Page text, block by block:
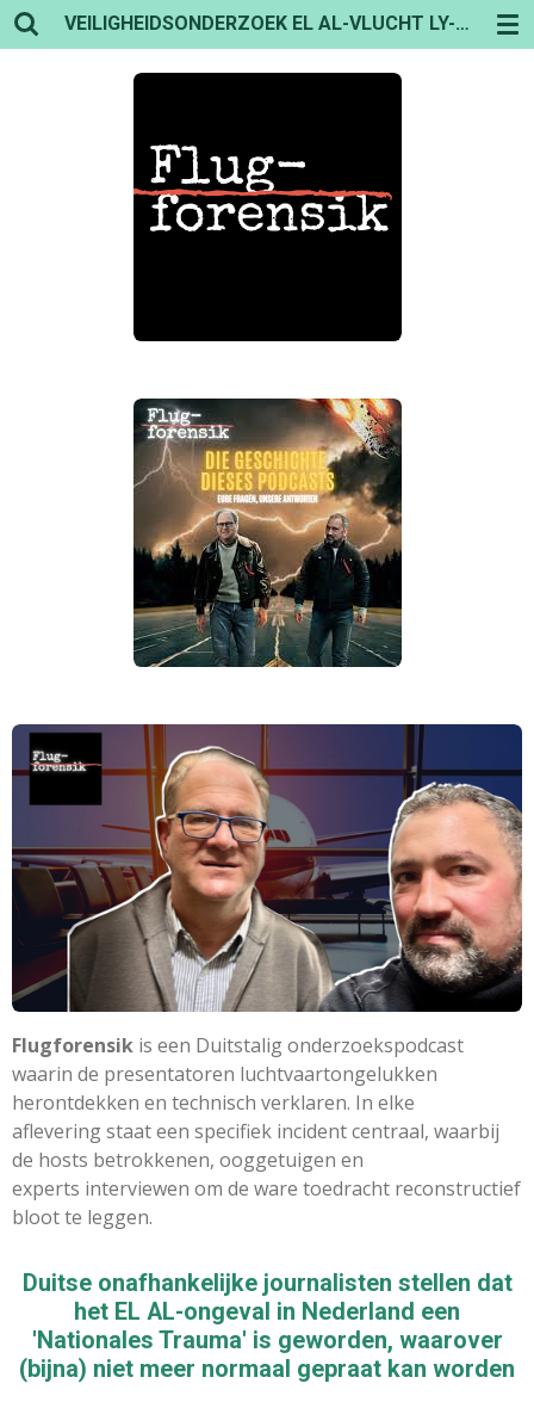
Ga
direct
VEILIGHEIDSONDERZOEK EL AL-VLUCHT LY-1862
Flugforensik is een Duitstalig onderzoeks­podcast
waarin de presentatoren luchtvaart­ongelukken
herontdekken en technisch verklaren. In elke
afleveringstaat een specifiek incident centraal, waarbij
de hosts betrokkenen, ooggetuigen en
experts interviewen om de ware toedracht reconstructief
bloot te leggen.
Duitse onafhankelijke journalisten stellen dat
het EL AL-ongeval in Nederland een
'Nationales Trauma' is geworden, waarover
(bijna) niet meer normaal gepraat kan worden